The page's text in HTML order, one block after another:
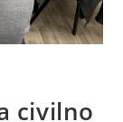
civilno